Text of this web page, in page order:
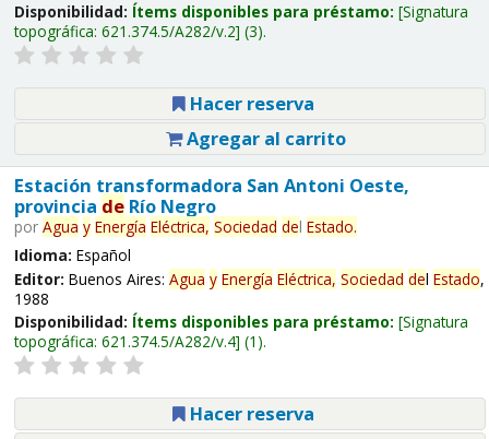
Disponibilidad: Ítems disponibles para préstamo: Signatura
topográfica: 621.374.5/A282/v.2 (3).
Hacer reserva
Agregar al carrito
Estación transformadora San Antoni Oeste,
provincia deRío Negro
por Agua y Energía Eléctrica, Sociedad del Estado.
Idioma: Español
Editor: Buenos Aires: Agua y Energía Eléctrica, Sociedad del Estado,
1988
Disponibilidad: Ítems disponibles para préstamo: Signatura
topográfica: 621.374.5/A282/v.4 (1).
Hacer reserva